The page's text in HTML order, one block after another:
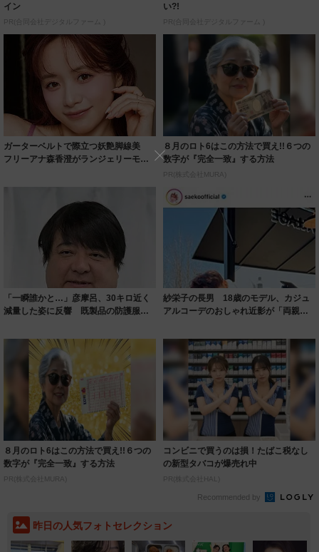
イン
PR(合同会社デジタルファーム )
い?!
PR(合同会社デジタルファーム )
ガーターベルトで際立つ妖艶脚線美
フリーアナ森香澄がランジェリーモデ
８月のロト6はこの方法で買え!!６つの
数字が『完全一致』する方法
PR(株式会社MURA)
「一瞬誰かと…」彦摩呂、30キロ近く
減量した姿に反響 既製品の防護服が
紗栄子の長男 18歳のモデル、カジュ
アルコーデのおしゃれ近影が「両親の
８月のロト6はこの方法で買え!!６つの
数字が『完全一致』する方法
PR(株式会社MURA)
コンビニで買うのは損！たばこ税なし
の新型タバコが爆売れ中
PR(株式会社HAL)
Recommended by
昨日の人気フォトセレクション